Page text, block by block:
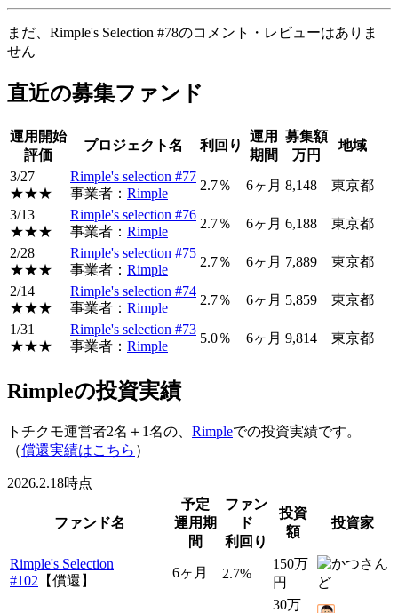
まだ、Rimple's Selection #78のコメント・レビューはありま
せん
直近の募集ファンド
運用開始
評価
プロジェクト名 利回り
運用
期間
募集額
万円
地域
3/27
★★★
Rimple's selection #77
事業者： Rimple
2.7％ 6ヶ月 8,148
東京都
3/13
★★★
Rimple's selection #76
事業者： Rimple
2.7％ 6ヶ月 6,188
東京都
2/28
★★★
Rimple's selection #75
事業者： Rimple
2.7％ 6ヶ月 7,889
東京都
2/14
★★★
Rimple's selection #74
事業者： Rimple
2.7％ 6ヶ月 5,859
東京都
1/31
★★★
Rimple's selection #73
事業者： Rimple
5.0％ 6ヶ月 9,814 東京都
Rimpleの投資実績
トチクモ運営者2名＋1名の、 Rimpleでの投資実績です。
（償還実績はこちら ）
2026.2.18時点
ファンド名
予定
運用期
間
ファン
ド
利回り
投資
額
投資家
Rimple's Selection
#102 【償還】
6ヶ月 2.7%
150万
円
30万